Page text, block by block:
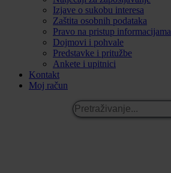
Izjave o sukobu interesa
Zaštita osobnih podataka
Pravo na pristup informacijama
Dojmovi i pohvale
Predstavke i pritužbe
Ankete i upitnici
Kontakt
Moj račun
Pretraživanje...